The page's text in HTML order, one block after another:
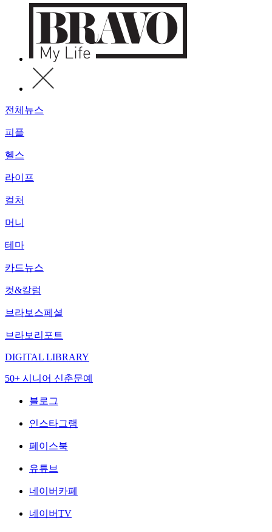
전체뉴스
피플
헬스
라이프
컬처
머니
테마
카드뉴스
컷&칼럼
브라보스페셜
브라보리포트
DIGITAL LIBRARY
50+ 시니어 신춘문예
블로그
인스타그램
페이스북
유튜브
네이버카페
네이버TV